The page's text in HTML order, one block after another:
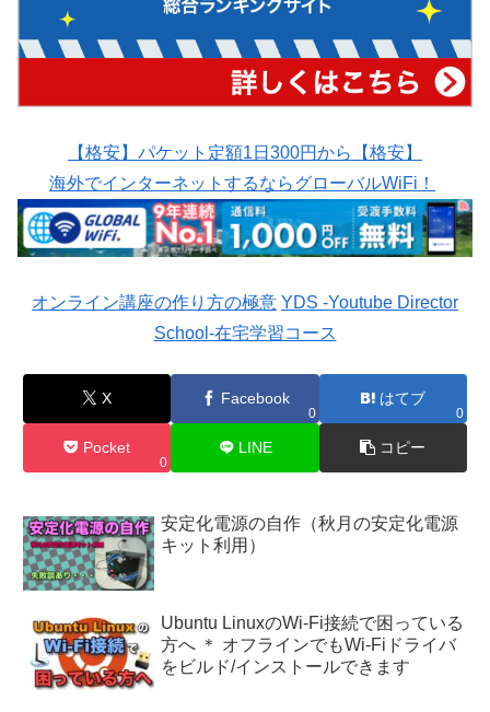
【格安】パケット定額1日300円から【格安】
海外でインターネットするならグローバルWiFi！
オンライン講座の作り方の極意 YDS -Youtube Director
School-在宅学習コース
X Facebook
0
はてブ
0
Pocket
0
LINE コピー
安定化電源の自作（秋月の安定化電源
キット利用）
Ubuntu LinuxのWi-Fi接続で困っている
方へ ＊ オフラインでもWi-Fiドライバ
をビルド/インストールできます